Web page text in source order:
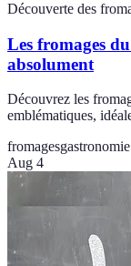
Découverte des
Les fromages
absolument
Découvrez les
emblématiques,
fromagesgastronomie
Aug 4